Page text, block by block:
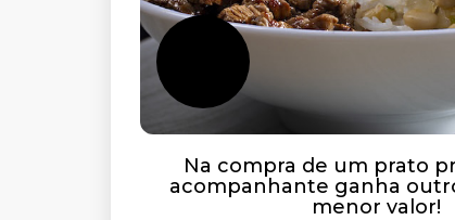
Na compra de um prato
acompanhante ganha
menor valor!